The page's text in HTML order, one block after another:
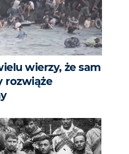
wierzy, że sam
rozwiąże